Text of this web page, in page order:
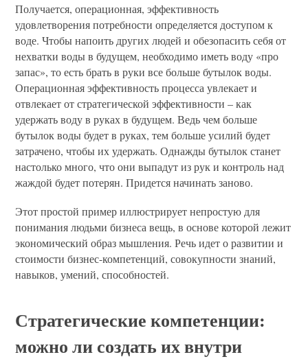
Получается, операционная, эффективность
удовлетворения потребности определяется доступом к
воде. Чтобы напоить других людей и обезопасить себя от
нехватки воды в будущем, необходимо иметь воду «про
запас», то есть брать в руки все больше бутылок воды.
Операционная эффективность процесса увлекает и
отвлекает от стратегической эффективности – как
удержать воду в руках в будущем. Ведь чем больше
бутылок воды будет в руках, тем больше усилий будет
затрачено, чтобы их удержать. Однажды бутылок станет
настолько много, что они выпадут из рук и контроль над
жаждой будет потерян. Придется начинать заново.
Этот простой пример иллюстрирует непростую для
понимания людьми бизнеса вещь, в основе которой лежит
экономический образ мышления. Речь идет о развитии и
стоимости бизнес-компетенций, совокупности знаний,
навыков, умений, способностей.
Стратегические компетенции:
можно ли создать их внутри